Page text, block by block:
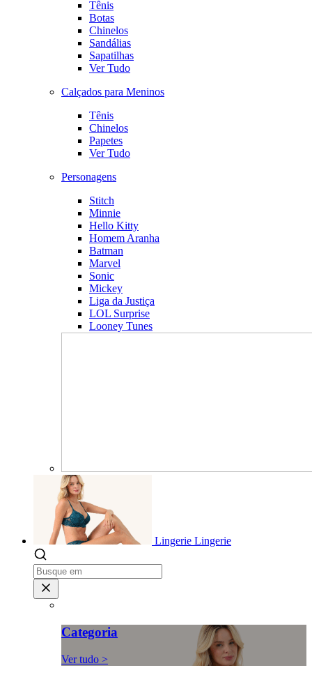
Tênis
Botas
Chinelos
Sandálias
Sapatilhas
Ver Tudo
Calçados para Meninos
Tênis
Chinelos
Papetes
Ver Tudo
Personagens
Stitch
Minnie
Hello Kitty
Homem Aranha
Batman
Marvel
Sonic
Mickey
Liga da Justiça
LOL Surprise
Looney Tunes
Lingerie Lingerie
Categoria
Ver tudo >